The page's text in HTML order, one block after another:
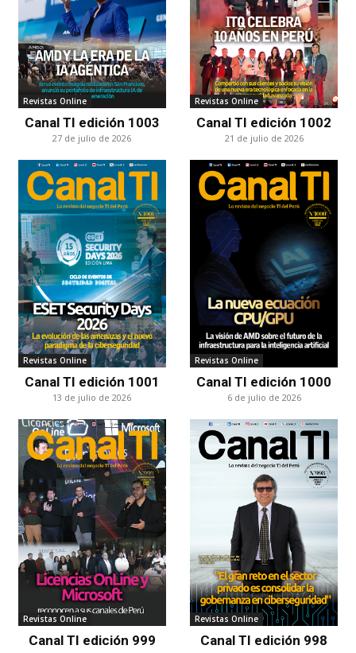
Revistas Online
Canal TI edición 1003
27 de julio de 2026
Revistas Online
Canal TI edición 1002
21 de julio de 2026
Revistas Online
Canal TI edición 1001
13 de julio de 2026
Revistas Online
Canal TI edición 1000
6 de julio de 2026
Revistas Online
Canal TI edición 999
Revistas Online
Canal TI edición 998